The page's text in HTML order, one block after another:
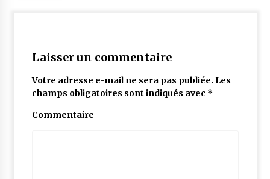
Laisser un commentaire
Votre adresse e-mail ne sera pas publiée. Les
champs obligatoires sont indiqués avec *
Commentaire